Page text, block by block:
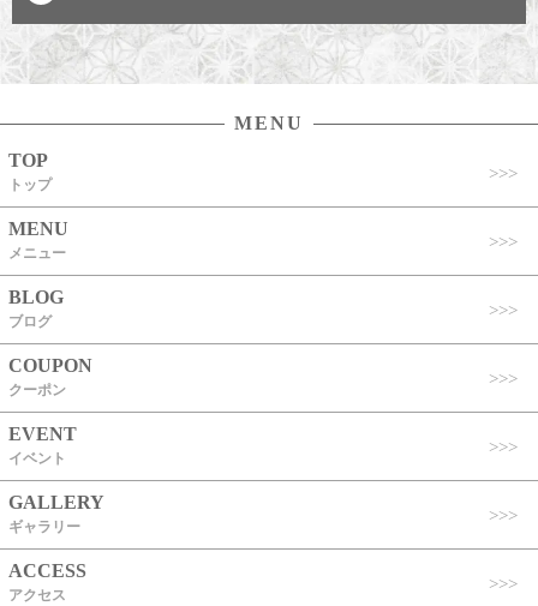
MENU
TOP
トップ
MENU
メニュー
BLOG
ブログ
COUPON
クーポン
EVENT
イベント
GALLERY
ギャラリー
ACCESS
アクセス